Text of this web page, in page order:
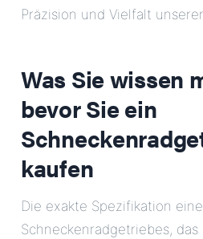
Präzision und Vielfalt unserer
Was Sie wissen
bevor Sie ein
kaufen
Die exakte Spezifikation
Schneckenradgetriebes,